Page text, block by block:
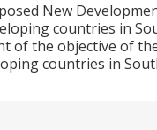
New
countries in
of the objective of
countries in